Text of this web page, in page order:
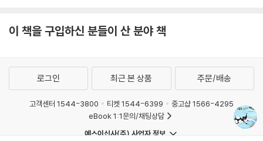
이 책을 구입하신 분들이 산 분야 책
로그인 최근 본 상품 주문/배송
고객센터 1544-3800 티켓 1544-6399
중고샵 1566-4295
eBook 1:1문의/채팅상담
예스이십사(주) 사업자 정보